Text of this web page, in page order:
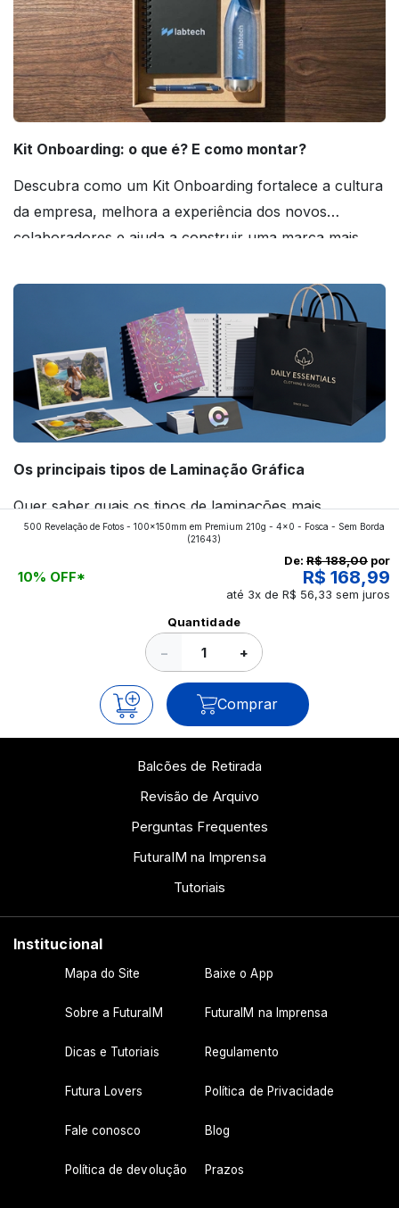
Kit Onboarding: o que é? E como montar?
Descubra como um Kit Onboarding fortalece a cultura
da empresa, melhora a experiência dos novos
colaboradores e ajuda a construir uma marca mais
Os principais tipos de Laminação Gráfica
Quer saber quais os tipos de laminações mais
aplicados nos impressos da gráfica FuturaIM? Então,
continue a leitura que vamos revelar para você!
500 Revelação de Fotos - 100x150mm em Premium 210g - 4x0 - Fosca - Sem Borda
(21643)
10% OFF*
De: R$ 188,00 por
R$ 168,99
até 3x de R$ 56,33 sem juros
Quantidade
− +
Comprar
Balcões de Retirada
Revisão de Arquivo
Perguntas Frequentes
FuturaIM na Imprensa
Tutoriais
Institucional
Mapa do Site Baixe o App
Sobre a FuturaIM FuturaIM na Imprensa
Dicas e Tutoriais Regulamento
Futura Lovers Política de Privacidade
Fale conosco Blog
Política de devolução Prazos